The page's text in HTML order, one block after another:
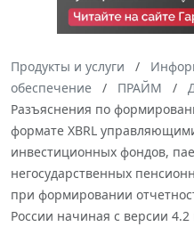
Продукты и услуги
обеспечение
ПРАЙМ
Разъяснения по
формате XBRL
инвестиционных фондов,
негосударственных
при формировании
России начиная с версии